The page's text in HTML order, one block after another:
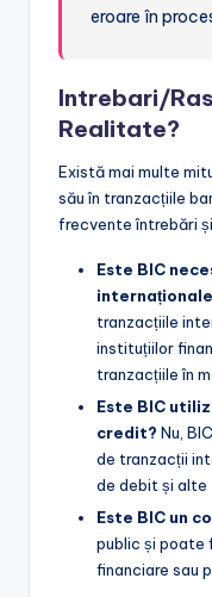
eroare în
Intrebari/
Realitate?
Există mai multe
său în tranzacțiile
frecvente întrebări
Este BIC
tranzacțiile
instituțiilor
tranzacțiile în
Este BIC
credit? Nu,
de tranzacții
de debit și alte
Este BIC un
public și poate
financiare sau